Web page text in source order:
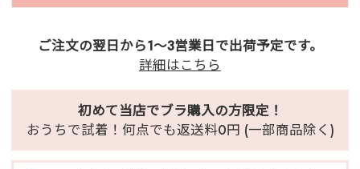
ご注文の翌日から1～3営業日で出荷予定です。
詳細はこちら
初めて当店でブラ購入の方限定！
おうちで試着！何点でも返送料0円 (一部商品除く)